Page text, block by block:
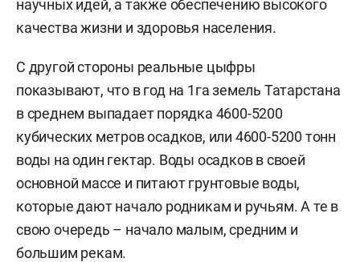
научных идей, а также обеспечению высокого
качества жизни и здоровья населения.
С другой стороны реальные цыфры
показывают, что в год на 1га земель Татарстана
в среднем выпадает порядка 4600-5200
кубических метров осадков, или 4600-5200 тонн
воды на один гектар. Воды осадков в своей
основной массе и питают грунтовые воды,
которые дают начало родникам и ручьям. А те в
свою очередь – начало малым, средним и
большим рекам.